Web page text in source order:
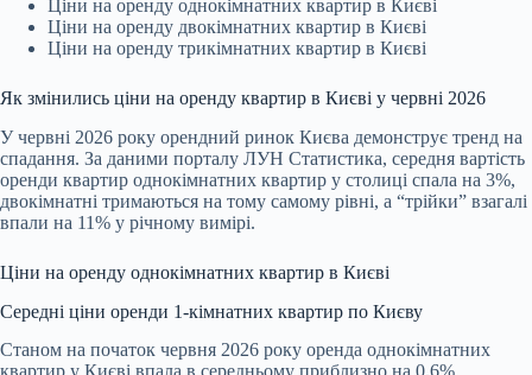
Ціни на оренду однокімнатних квартир в Києві
Ціни на оренду двокімнатних квартир в Києві
Ціни на оренду трикімнатних квартир в Києві
Як змінились ціни на оренду квартир в Києві у червні 2026
У червні 2026 року орендний ринок Києва демонструє тренд на
спадання. За даними порталу ЛУН Статистика, середня вартість
оренди квартир однокімнатних квартир у столиці спала на 3%,
двокімнатні тримаються на тому самому рівні, а “трійки” взагалі
впали на 11% у річному вимірі.
Ціни на оренду однокімнатних квартир в Києві
Середні ціни оренди 1-кімнатних квартир по Києву
Станом на початок червня 2026 року оренда однокімнатних